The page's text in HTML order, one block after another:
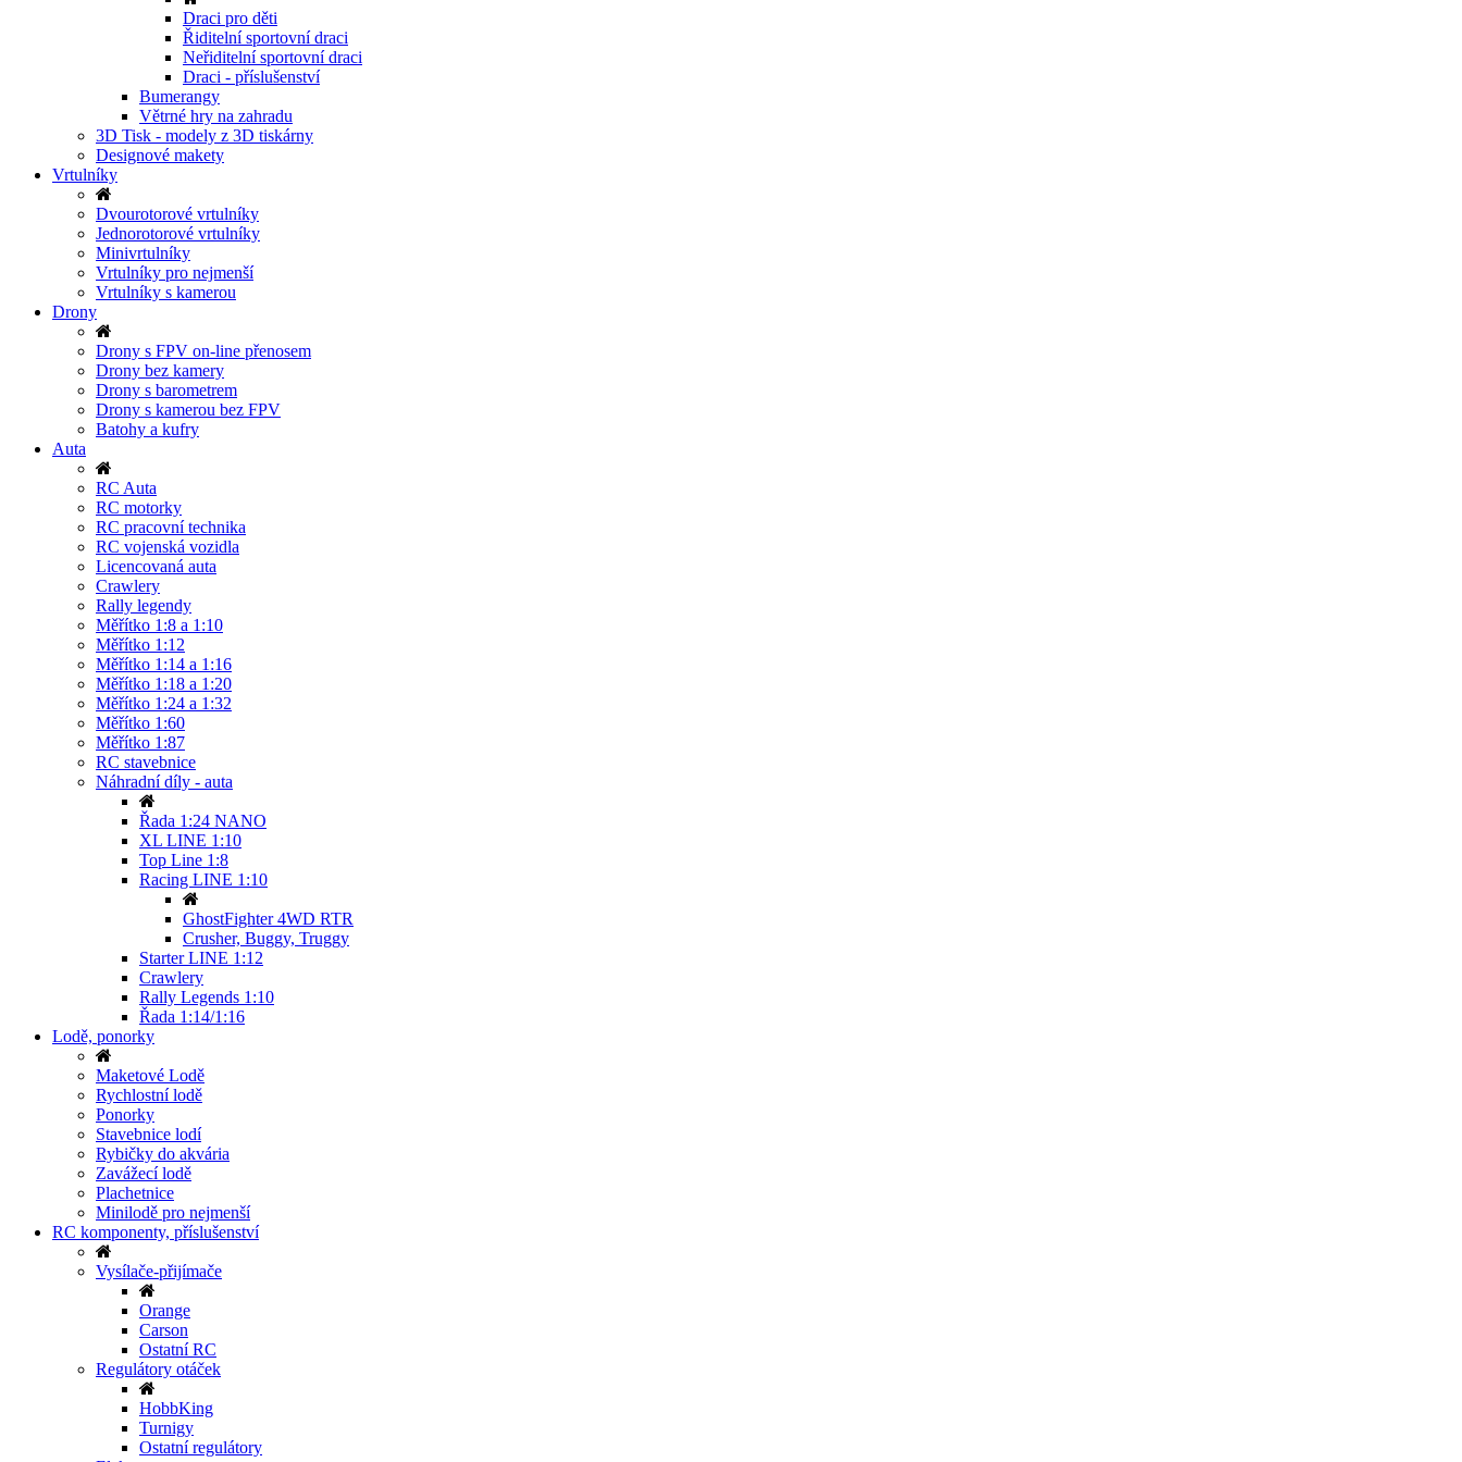
Draci pro děti
Řiditelní sportovní draci
Neřiditelní sportovní draci
Draci - příslušenství
Bumerangy
Větrné hry na zahradu
3D Tisk - modely z 3D tiskárny
Designové makety
Vrtulníky
Dvourotorové vrtulníky
Jednorotorové vrtulníky
Minivrtulníky
Vrtulníky pro nejmenší
Vrtulníky s kamerou
Drony
Drony s FPV on-line přenosem
Drony bez kamery
Drony s barometrem
Drony s kamerou bez FPV
Batohy a kufry
Auta
RC Auta
RC motorky
RC pracovní technika
RC vojenská vozidla
Licencovaná auta
Crawlery
Rally legendy
Měřítko 1:8 a 1:10
Měřítko 1:12
Měřítko 1:14 a 1:16
Měřítko 1:18 a 1:20
Měřítko 1:24 a 1:32
Měřítko 1:60
Měřítko 1:87
RC stavebnice
Náhradní díly - auta
Řada 1:24 NANO
XL LINE 1:10
Top Line 1:8
Racing LINE 1:10
GhostFighter 4WD RTR
Crusher, Buggy, Truggy
Starter LINE 1:12
Crawlery
Rally Legends 1:10
Řada 1:14/1:16
Lodě, ponorky
Maketové Lodě
Rychlostní lodě
Ponorky
Stavebnice lodí
Rybičky do akvária
Zavážecí lodě
Plachetnice
Minilodě pro nejmenší
RC komponenty, příslušenství
Vysílače-přijímače
Orange
Carson
Ostatní RC
Regulátory otáček
HobbKing
Turnigy
Ostatní regulátory